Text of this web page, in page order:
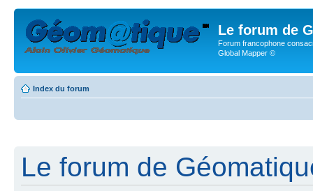
Le forum de
Forum francophone
Global Mapper ©
Index du forum
Le forum de